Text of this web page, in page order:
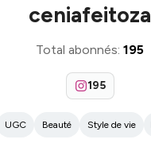
ceniafeitoza
Total abonnés: 195
195
UGC Beauté Style de vie